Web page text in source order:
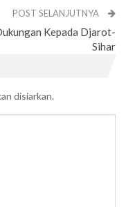
POST SELANJUTNYA
Kepada Djarot-
Sihar
disiarkan.